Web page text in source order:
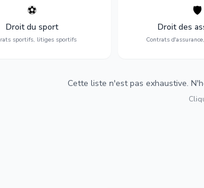
⚽
Droit du sport
sportifs, litiges sportifs
en droit sportif : contrats de
transferts, sponsoring et
contentieux.
🛡️
Droit des
Contrats
Défense de vos
d'assurance,
Cette liste n'est pas exhaustive.